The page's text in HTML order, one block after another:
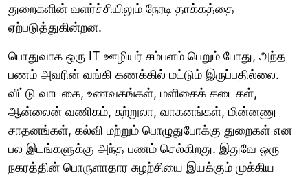
துறைகளின் வளர்ச்சியிலும் நேரடி தாக்கத்தை
ஏற்படுத்துகின்றன.
பொதுவாக ஒரு IT ஊழியர் சம்பளம் பெறும் போது, அந்த
பணம் அவரின் வங்கி கணக்கில் மட்டும் இருப்பதில்லை.
வீட்டு வாடகை, உணவகங்கள், மளிகைக் கடைகள்,
ஆன்லைன் வணிகம், சுற்றுலா, வாகனங்கள், மின்னணு
சாதனங்கள், கல்வி மற்றும் பொழுதுபோக்கு துறைகள் என
பல இடங்களுக்கு அந்த பணம் செல்கிறது. இதுவே ஒரு
நகரத்தின் பொருளாதார சுழற்சியை இயக்கும் முக்கிய